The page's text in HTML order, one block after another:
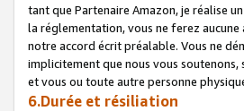
tant que Partenaire Amazon, je réalise
la réglementation, vous ne ferez
notre accord écrit préalable. Vous ne
implicitement que nous vous
et vous ou toute autre personne
6.Durée et résiliation